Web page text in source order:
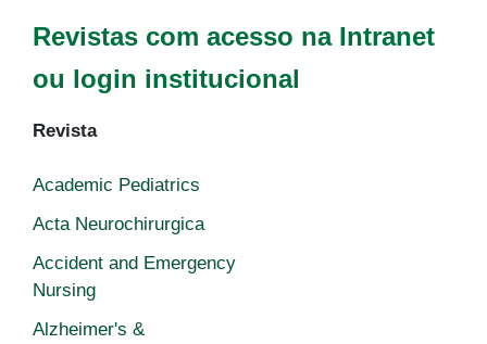
Revistas com acesso na Intranet
ou login institucional
Revista
Academic Pediatrics
Acta Neurochirurgica
Accident and Emergency
Nursing
Alzheimer's &